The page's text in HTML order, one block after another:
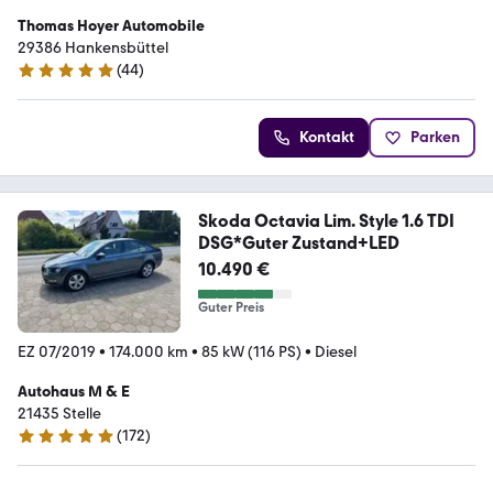
Thomas Hoyer Automobile
29386 Hankensbüttel
5 Sterne
(44)
Kontakt Parken
Skoda Octavia Lim. Style 1.6 TDI
DSG*Guter Zustand+LED
10.490 €
Guter Preis
EZ 07/2019 • 174.000 km • 85 kW (116 PS) • Diesel
Autohaus M & E
21435 Stelle
5 Sterne
(172)